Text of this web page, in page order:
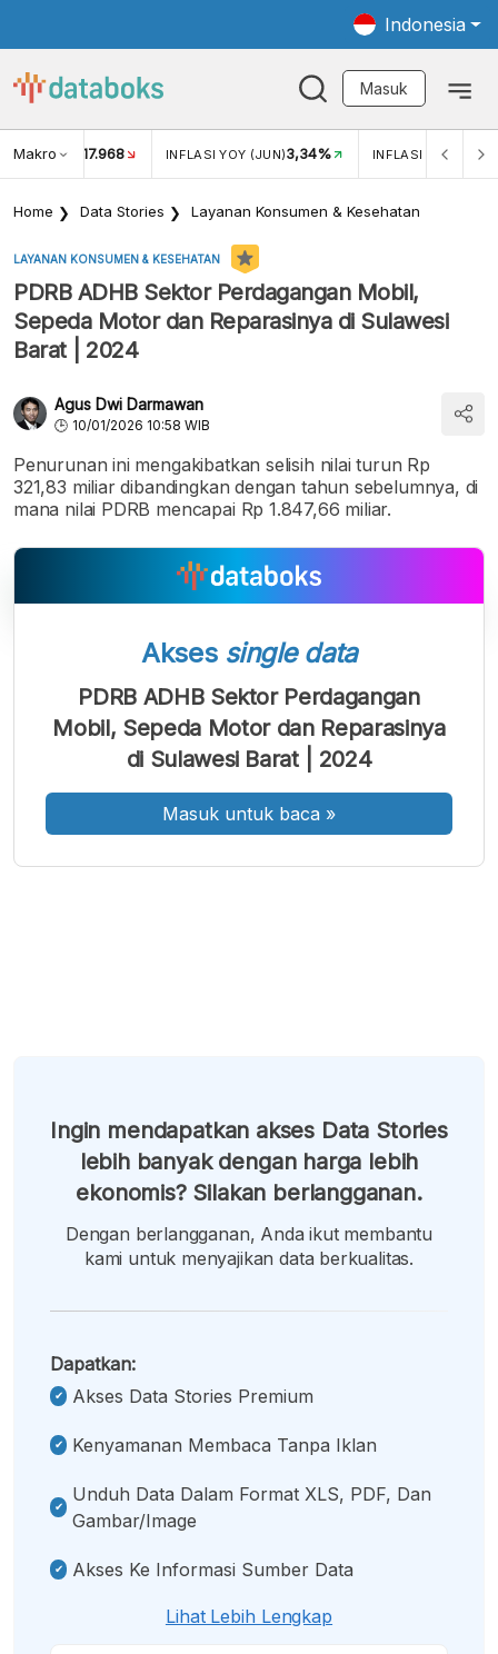
Indonesia
Masuk
Makro
USD/IDR 17.968 INFLASI YOY (JUN)3,34% INFLASI MOM
Home Data Stories Layanan Konsumen & Kesehatan
LAYANAN KONSUMEN & KESEHATAN
PDRB ADHB Sektor Perdagangan Mobil,
Sepeda Motor dan Reparasinya di Sulawesi
Barat | 2024
Agus Dwi Darmawan
10/01/2026 10:58 WIB
Penurunan ini mengakibatkan selisih nilai turun Rp
321,83 miliar dibandingkan dengan tahun sebelumnya, di
mana nilai PDRB mencapai Rp 1.847,66 miliar.
A
Font
A
Font
Sedang
A
Font
Besar
Akses single data
PDRB ADHB Sektor Perdagangan
Mobil, Sepeda Motor dan Reparasinya
di Sulawesi Barat | 2024
Masuk untuk baca »
Ingin mendapatkan akses Data Stories
lebih banyak dengan harga lebih
ekonomis? Silakan berlangganan.
Dengan berlangganan, Anda ikut membantu
kami untuk menyajikan data berkualitas.
Dapatkan:
Akses Data Stories Premium
Kenyamanan Membaca Tanpa Iklan
Unduh Data Dalam Format XLS, PDF, Dan
Gambar/image
Akses Ke Informasi Sumber Data
Lihat Lebih Lengkap